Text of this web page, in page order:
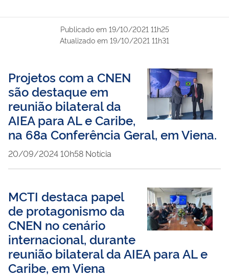
Publicado em 19/10/2021 11h25
Atualizado em 19/10/2021 11h31
Projetos com a CNEN
são destaque em
reunião bilateral da
AIEA para AL e Caribe,
na 68a Conferência Geral, em Viena.
publicado
20/09/202410h58 Notícia
MCTI destaca papel
de protagonismo da
CNEN no cenário
internacional, durante
reunião bilateral da AIEA para AL e
Caribe, em Viena